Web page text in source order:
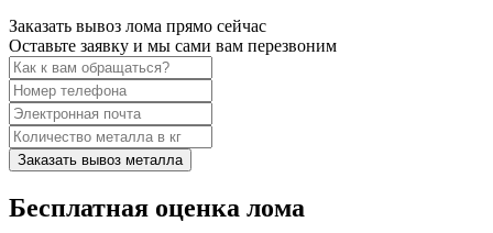
Заказать вывоз лома прямо сейчас
Оставьте заявку и мы сами вам перезвоним
Заказать вывоз металла
Бесплатная оценка лома